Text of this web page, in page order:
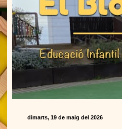
dimarts, 19 de maig del 2026